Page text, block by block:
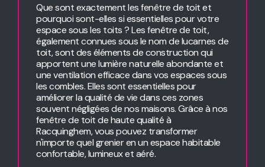
Que sont exactement les fenêtre de toit et
pourquoi sont-elles si essentielles pour votre
espace sous les toits ? Les fenêtre de toit,
également connues sous le nom de lucarnes de
toit, sont des éléments de construction qui
apportent une lumière naturelle abondante et
une ventilation efficace dans vos espaces sous
les combles. Elles sont essentielles pour
améliorer la qualité de vie dans ces zones
souvent négligées de nos maisons. Grâce à nos
fenêtre de toit de haute qualité à
Racquinghem, vous pouvez transformer
n'importe quel grenier en un espace habitable
confortable, lumineux et aéré.